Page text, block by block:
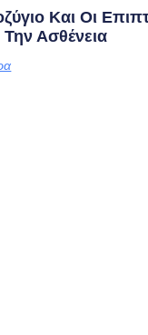
Και Οι
Την Ασθένεια